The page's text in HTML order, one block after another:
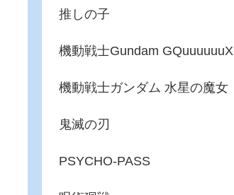
推しの子
機動戦士Gundam GQuuuuuuX
機動戦士ガンダム 水星の魔女
鬼滅の刃
PSYCHO-PASS